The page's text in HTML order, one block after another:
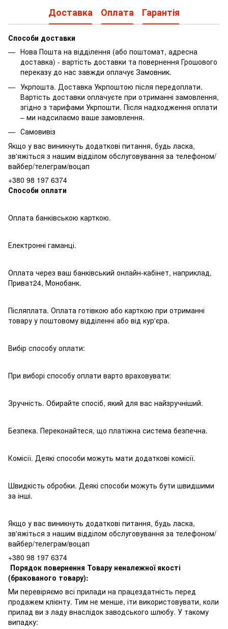
Доставка Оплата Гарантія
Способи доставки
Нова Пошта на відділення (або поштомат, адресна
доставка) - вартість доставки та повернення Грошового
переказу до нас завжди оплачує Замовник.
Укрпошта. Доставка Укрпоштою після передоплати.
Вартість доставки оплачуєте при отриманні замовлення,
згідно з тарифами Укрпошти. Після надходження оплати
– ми надсилаємо ваше замовлення.
Самовивіз
Якщо у вас виникнуть додаткові питання, будь ласка,
зв'яжіться з нашим відділом обслуговування за телефоном/
вайбер/телеграм/воцап
+380 98 197 6374
Способи оплати
Оплата банківською карткою.
Електронні гаманці.
Оплата через ваш банківський онлайн-кабінет, наприклад,
Приват24, Монобанк.
Післяплата. Оплата готівкою або карткою при отриманні
товару у поштовому відділенні або від кур'єра.
Вибір способу оплати:
При виборі способу оплати варто враховувати:
Зручність. Обирайте спосіб, який для вас найзручніший.
Безпека. Переконайтеся, що платіжна система безпечна.
Комісії. Деякі способи можуть мати додаткові комісії.
Швидкість обробки. Деякі способи можуть бути швидшими
за інші.
Якщо у вас виникнуть додаткові питання, будь ласка,
зв'яжіться з нашим відділом обслуговування за телефоном/
вайбер/телеграм/воцап
+380 98 197 6374
Порядок повернення Товару неналежної якості
(бракованого товару):
Ми перевіряємо всі прилади на працездатність перед
продажем клієнту. Тим не менше, іти використовувати, коли
прилад ви з ладу внаслідок заводського шлюбу. У такому
випадку: